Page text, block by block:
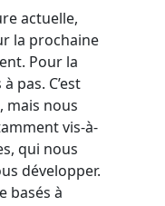
actuelle,
la prochaine
Pour la
pas. C’est
mais nous
vis-à-
qui nous
développer.
basés à